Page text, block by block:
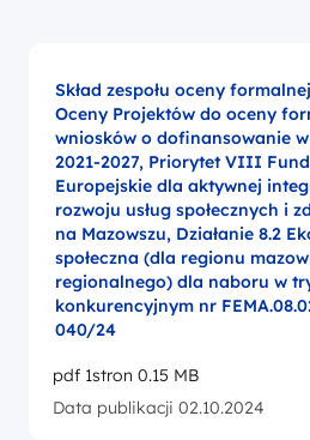
Skład zespołu oceny
Oceny Projektów do oceny
wniosków o dofinansowanie
2021-2027, Priorytet VIII
Europejskie dla aktywnej
rozwoju usług społecznych i
na Mazowszu, Działanie 8.2
społeczna (dla regionu
regionalnego) dla naboru w
konkurencyjnym nr
040/24
pdf 1stron 0.15 MB
Data publikacji 02.10.2024